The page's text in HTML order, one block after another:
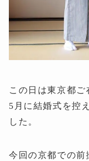
この日は東京都ご
5月に結婚式を控
した。
今回の京都での前